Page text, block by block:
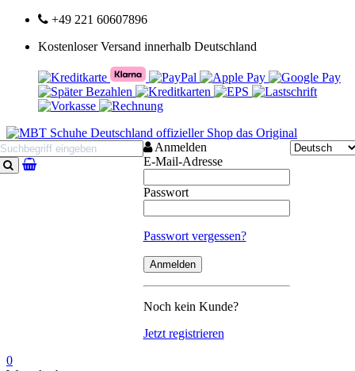
+49 221 60607896
Kostenloser Versand innerhalb Deutschland
Suchen
Anmelden
E-Mail-Adresse
Passwort
Passwort vergessen?
Noch kein Kunde?
Jetzt registrieren
0